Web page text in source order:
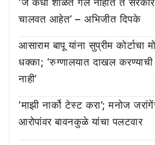
चालवत आहेत’ – अभिजीत दिपके
आसाराम बापू यांना सुप्रीम कोर्टाचा
धक्का; ‘रुग्णालयात दाखल
नाही’
‘माझी नार्को टेस्ट करा’; मनोज
आरोपांवर बावनकुळे यांचा पलटवार